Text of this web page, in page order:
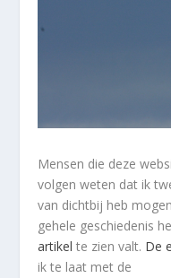
Mensen die deze
volgen weten dat ik
van dichtbij heb
gehele geschiedenis
artikelte zien valt. De
ik te laat met de